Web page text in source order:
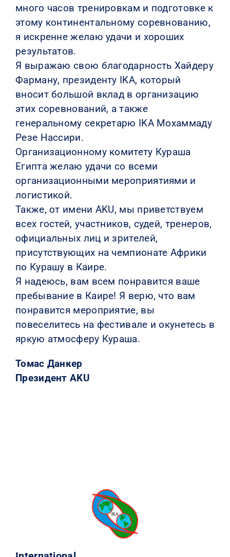
много часов тренировкам и подготовке к
этому континентальному соревнованию,
я искренне желаю удачи и хороших
результатов.
Я выражаю свою благодарность Хайдеру
Фарману, президенту IKA, который
вносит большой вклад в организацию
этих соревнований, а также
генеральному секретарю IKA Мохаммаду
Резе Нассири.
Организационному комитету Кураша
Египта желаю удачи со всеми
организационными мероприятиями и
логистикой.
Также, от имени AKU, мы приветствуем
всех гостей, участников, судей, тренеров,
официальных лиц и зрителей,
присутствующих на чемпионате Африки
по Курашу в Каире.
Я надеюсь, вам всем понравится ваше
пребывание в Каире! Я верю, что вам
понравится мероприятие, вы
повеселитесь на фестивале и окунетесь в
яркую атмосферу Кураша.
Томас Данкер
Президент AKU